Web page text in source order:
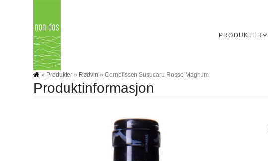
PRODUKTER
» Produkter » Rødvin »Cornelissen Susucaru Rosso Magnum
Produktinformasjon